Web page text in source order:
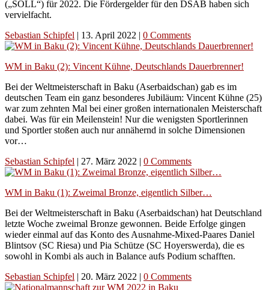
(„SOLL“) für 2022. Die Fördergelder für den DSAB haben sich
vervielfacht.
Sebastian Schipfel | 13. April 2022 | 0 Comments
WM in Baku (2): Vincent Kühne, Deutschlands Dauerbrenner!
Bei der Weltmeisterschaft in Baku (Aserbaidschan) gab es im
deutschen Team ein ganz besonderes Jubiläum: Vincent Kühne (25)
war zum zehnten Mal bei einer großen internationalen Meisterschaft
dabei. Was für ein Meilenstein! Nur die wenigsten Sportlerinnen
und Sportler stoßen auch nur annähernd in solche Dimensionen
vor…
Sebastian Schipfel | 27. März 2022 | 0 Comments
WM in Baku (1): Zweimal Bronze, eigentlich Silber…
Bei der Weltmeisterschaft in Baku (Aserbaidschan) hat Deutschland
letzte Woche zweimal Bronze gewonnen. Beide Erfolge gingen
wieder einmal auf das Konto des Ausnahme-Mixed-Paares Daniel
Blintsov (SC Riesa) und Pia Schütze (SC Hoyerswerda), die es
sowohl in Kombi als auch in Balance aufs Podium schafften.
Sebastian Schipfel | 20. März 2022 | 0 Comments